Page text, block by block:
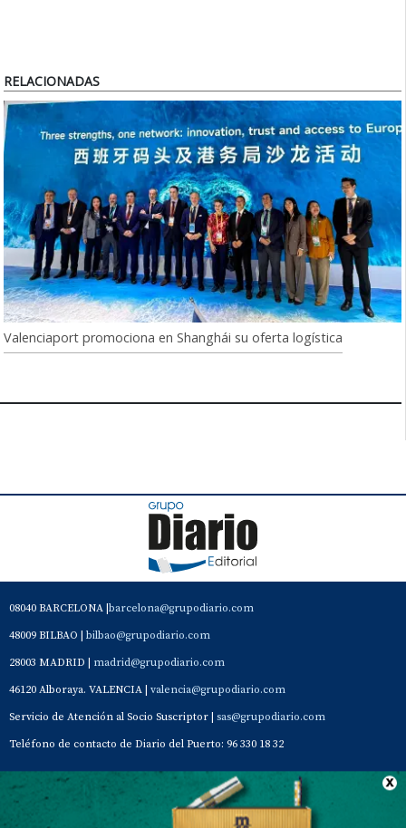
RELACIONADAS
Valenciaport promociona en Shanghái su oferta logística
08040 BARCELONA |barcelona@grupodiario.com
48009 BILBAO | bilbao@grupodiario.com
28003 MADRID | madrid@grupodiario.com
46120 Alboraya. VALENCIA | valencia@grupodiario.com
Servicio de Atención al Socio Suscriptor | sas@grupodiario.com
Teléfono de contacto de Diario del Puerto: 96 330 18 32
Contacto Aviso Legal Quiénes somos Política de privacidad